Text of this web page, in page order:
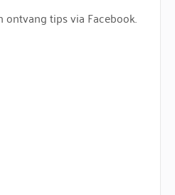
tips via Facebook.